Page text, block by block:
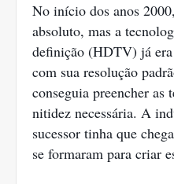
No início dos anos
absoluto, mas a
definição (HDTV) já
com sua resolução
conseguia preencher as
nitidez necessária. A
sucessor tinha que
se formaram para criar